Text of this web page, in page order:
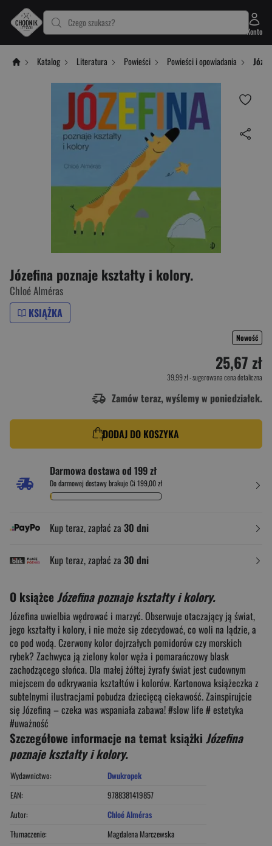
Czego szukasz?
Konto
Katalog Literatura Powieści Powieści i opowiadania
Józefina poznaje kształty i kolory.
Chloé Alméras
KSIĄŻKA
Nowość
25,67 zł
39,99 zł- sugerowana cena detaliczna
Zamów teraz, wyślemy w poniedziałek.
DODAJ DO KOSZYKA
Darmowa dostawa od 199 zł
Do darmowej dostawy brakuje Ci 199,00 zł
Kup teraz, zapłać za 30 dni
Kup teraz, zapłać za 30 dni
O książceJózefina poznaje kształty i kolory.
Józefina uwielbia wędrować i marzyć. Obserwuje otaczający ją świat,
jego kształty i kolory, i nie może się zdecydować, co woli na lądzie, a
co pod wodą. Czerwony kolor dojrzałych pomidorów czy morskich
rybek? Zachwyca ją zielony kolor węża i pomarańczowy blask
zachodzącego słońca. Dla małej żółtej żyrafy świat jest cudownym
miejscem do odkrywania kształtów i kolorów. Kartonowa książeczka z
subtelnymi ilustracjami pobudza dziecięcą ciekawość. Zainspirujcie
się Józefiną – czeka was wspaniała zabawa! #slow life # estetyka
#uważność
Szczegółowe informacje na temat książki Józefina
poznaje kształty i kolory.
Wydawnictwo:
Dwukropek
EAN:
9788381419857
Autor:
Chloé Alméras
Tłumaczenie:
Magdalena Marczewska